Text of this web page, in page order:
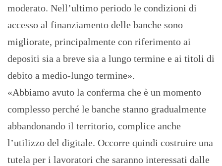
moderato. Nell’ultimo periodo le condizioni di
accesso al finanziamento delle banche sono
migliorate, principalmente con riferimento ai
depositi sia a breve sia a lungo termine e ai titoli di
debito a medio-lungo termine».
«Abbiamo avuto la conferma che è un momento
complesso perché le banche stanno gradualmente
abbandonando il territorio, complice anche
l’utilizzo del digitale. Occorre quindi costruire una
tutela per i lavoratori che saranno interessati dalle